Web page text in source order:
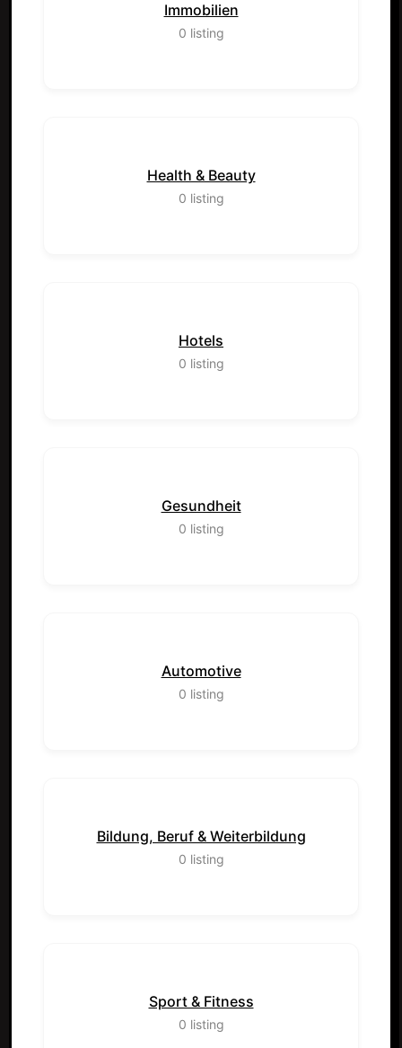
Immobilien
0 listing
Health & Beauty
0 listing
Hotels
0 listing
Gesundheit
0 listing
Automotive
0 listing
Bildung, Beruf & Weiterbildung
0 listing
Sport & Fitness
0 listing